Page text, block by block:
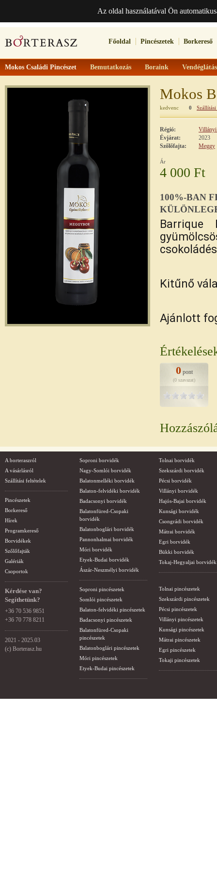
Az oldal használatával Ön
Főoldal Pincészetek Borkereső
Mokos Családi Pincészet Bemutatkozás Boraink Vendéglátás
Mokos
kedvenc 0
Régió:
Évjárat:
2023
Szőlőfajta:
Meggy
Ár
4 000 Ft
100%-BAN
Barrique
Kitűnő
Ajánlott
0pont
(0 szavazat)
A borteraszról
A vásárlásról
Szállítási feltételek
Pincészetek
Borkereső
Hírek
Programkereső
Borvidékek
Szőlőfajták
Galériák
Csoportok
Kérdése van?
Segíthetünk?
+36 70 536 9851
+36 70 778 8211
2021 - 2025.03
(c) Borterasz.hu
Soproni borvidék
Nagy-Somlói borvidék
Balatonmelléki borvidék
Balaton-felvidéki borvidék
Badacsonyi borvidék
Balatonfüred-Csopaki
borvidék
Balatonboglári borvidék
Pannonhalmai borvidék
Móri borvidék
Etyek-Budai borvidék
Ászár-Neszmélyi borvidék
Soproni pincészetek
Somlói pincészetek
Balaton-felvidéki pincészetek
Badacsonyi pincészetek
Balatonfüred-Csopaki
pincészetek
Balatonboglári pincészetek
Móri pincészetek
Etyek-Budai pincészetek
Tolnai borvidék
Szekszárdi borvidék
Pécsi borvidék
Villányi borvidék
Hajós-Bajai borvidék
Kunsági borvidék
Csongrádi borvidék
Mátrai borvidék
Egri borvidék
Bükki borvidék
Tokaj-Hegyaljai borvidék
Tolnai pincészetek
Szekszárdi pincészetek
Pécsi pincészetek
Villányi pincészetek
Kunsági pincészetek
Mátrai pincészetek
Egri pincészetek
Tokaji pincészetek